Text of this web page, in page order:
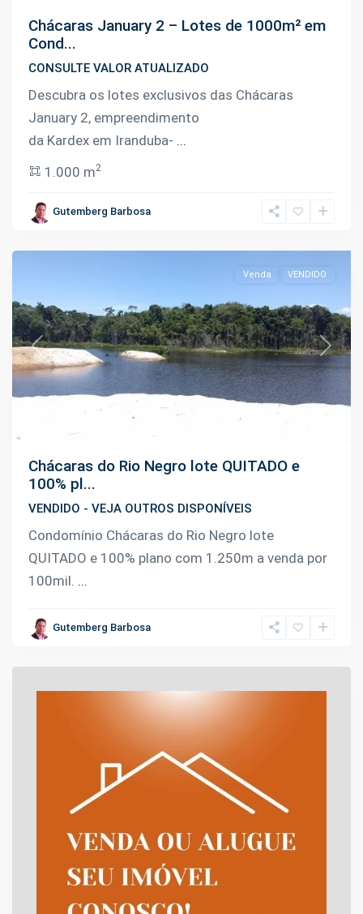
Chácaras January 2 – Lotes de 1000m² em
Cond...
CONSULTE VALOR ATUALIZADO
Descubra os lotes exclusivos das Chácaras
January 2, empreendimento
da Kardex em Iranduba- ...
1.000 m2
Gutemberg Barbosa
Km
Urbano,
Previous Next
Venda VENDIDO
Chácaras do Rio Negro lote QUITADO e
100% pl...
VENDIDO - VEJA OUTROS DISPONÍVEIS
Condomínio Chácaras do Rio Negro lote
QUITADO e 100% plano com 1.250m a venda por
100mil. ...
Gutemberg Barbosa